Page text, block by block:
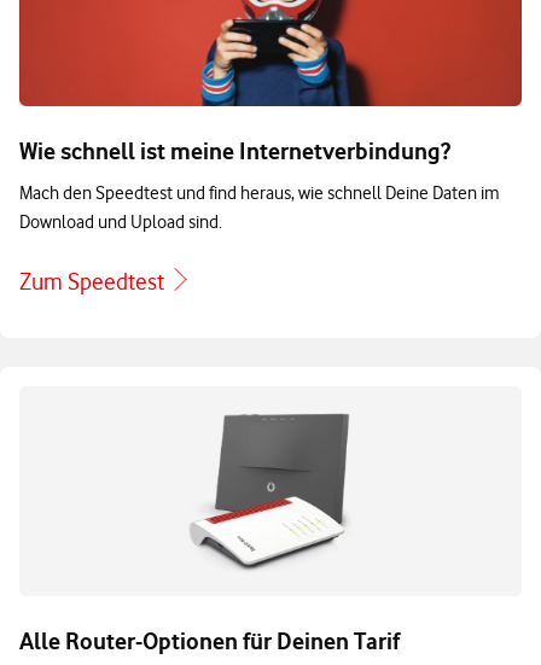
Wie schnell ist meine Internetverbindung?
Mach den Speedtest und find heraus, wie schnell Deine Daten im
Download und Upload sind.
Zum Speedtest
Alle Router-Optionen für Deinen Tarif